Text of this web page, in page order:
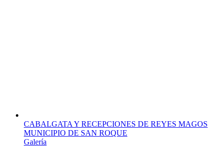
CABALGATA Y RECEPCIONES DE REYES MAGOS
MUNICIPIO DE SAN ROQUE
Galería